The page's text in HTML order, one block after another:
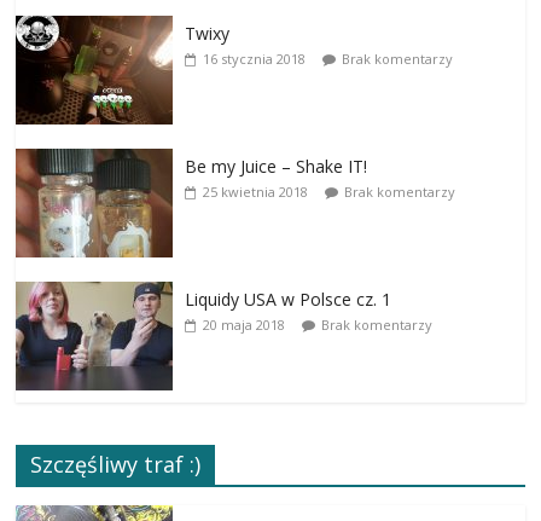
Twixy
16 stycznia 2018 Brak komentarzy
Be my Juice – Shake IT!
25 kwietnia 2018 Brak komentarzy
Liquidy USA w Polsce cz. 1
20 maja 2018 Brak komentarzy
Szczęśliwy traf :)